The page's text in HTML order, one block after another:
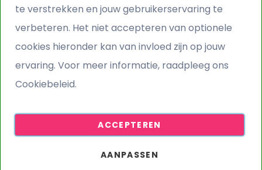
te verstrekken en jouw gebruikerservaring te
verbeteren. Het niet accepteren van optionele
cookies hieronder kan van invloed zijn op jouw
ervaring. Voor meer informatie, raadpleeg ons
Cookiebeleid.
ACCEPTEREN
AANPASSEN
Echtheid
Gewicht (Kg per m2
+/-10%)
1.480000
20 mm
Beurzen